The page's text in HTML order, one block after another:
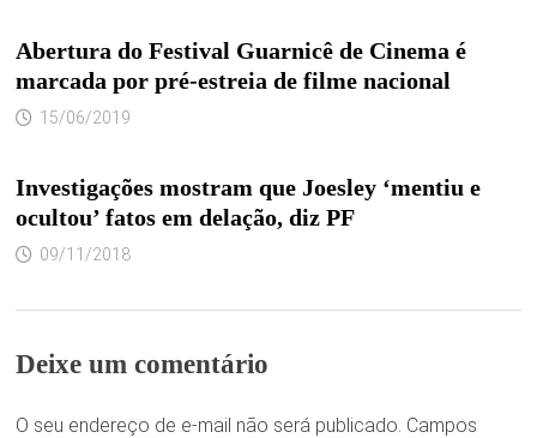
Abertura do Festival Guarnicê de Cinema é
marcada por pré-estreia de filme nacional
15/06/2019
Investigações mostram que Joesley ‘mentiu e
ocultou’ fatos em delação, diz PF
09/11/2018
Deixe um comentário
O seu endereço de e-mail não será publicado. Campos